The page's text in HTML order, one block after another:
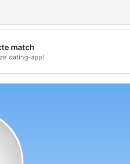
match
dating-app!